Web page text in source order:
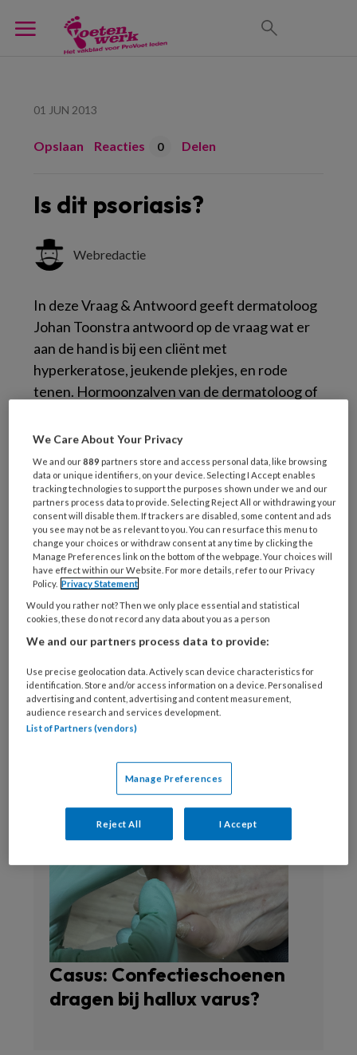
01 JUN 2013
Opslaan Reacties 0 Delen
Is dit psoriasis?
Webredactie
In deze Vraag & Antwoord geeft dermatoloog
Johan Toonstra antwoord op de vraag wat er
aan de hand is bij een cliënt met
hyperkeratose, jeukende plekjes, en rode
tenen. Hormoonzalven van de dermatoloog of
toe geen oplossing gebracht.
Is dit psoriasis?.Podopost2013 juni;26(5)
(PDF).
Reageer op dit artikel Deel dit artikel
Webredactie
Casus: Confectieschoenen
dragen bij hallux varus?
We Care About Your Privacy
We and our889 partners store and access personal data, like browsing
data or unique identifiers, on your device. Selecting I Accept enables
tracking technologies to support the purposes shown under we and our
partners process data to provide. Selecting Reject All or withdrawing your
consent will disable them. If trackers are disabled, some content and ads
you see may not be as relevant to you. You can resurface this menu to
change your choices or withdraw consent at any time by clicking the
Manage Preferences link on the bottom of the webpage. Your choices will
have effect within our Website. For more details, refer to our Privacy
Policy. Privacy Statement
Would you rather not? Then we only place essential and statistical
cookies, these do not record any data about you as a person
We and our partners process data to provide:
Use precise geolocation data. Actively scan device characteristics for
identification. Store and/or access information on a device. Personalised
advertising and content, advertising and content measurement,
audience research and services development.
List of Partners (vendors)
Manage Preferences
Reject All I Accept